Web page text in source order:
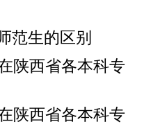
范生的区别
陕西省各本科专
陕西省各本科专